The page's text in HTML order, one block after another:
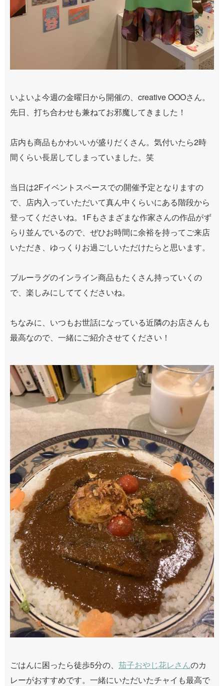
いよいよ今週の金曜日から開催の、creative OOOさん。
先日、打ち合わせも兼ねてお邪魔してきました！
店内も商品もかわいいが盛りだくさん。気付いたら2時
間くらい長居してしまっていました。笑
当日は2Fイベントスペースでの開催予定となりますの
で、店内入っていただいて真ん中くらいにある階段から
登ってくださいね。1Fもさまざまな作家さんの作品がず
らり並んでいるので、ぜひお時間に余裕を持ってご来店
いただき、ゆっくりお過ごしいただけたらと思います。
ブルーラグのインライン商品もたくさん持っていくの
で、楽しみにしててくださいね。
ちなみに、いつもお世話になっている近隣のお店さんも
最高なので、一緒にご紹介させてください！
ごはんに困ったら徒歩5分の、 茄子おやじ花レさんのカ
レーがおすすめです。一緒にいただいたチャイも最高で